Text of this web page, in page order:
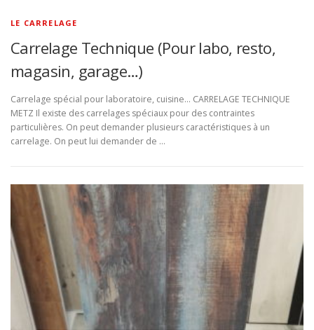
LE CARRELAGE
Carrelage Technique (Pour labo, resto,
magasin, garage…)
Carrelage spécial pour laboratoire, cuisine… CARRELAGE TECHNIQUE
METZ Il existe des carrelages spéciaux pour des contraintes
particulières. On peut demander plusieurs caractéristiques à un
carrelage. On peut lui demander de …